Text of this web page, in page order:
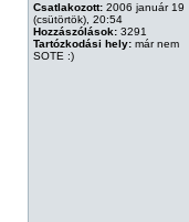
Csatlakozott: 2006 január 19
(csütörtök), 20:54
Hozzászólások: 3291
Tartózkodási hely: már nem
SOTE :)